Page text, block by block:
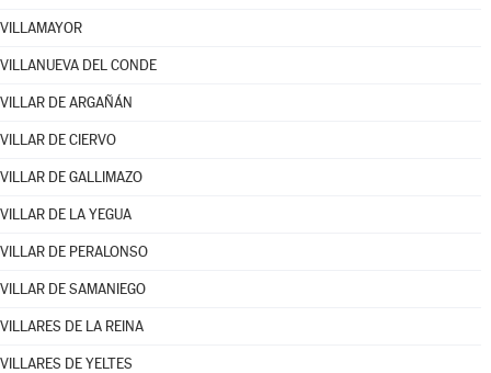
VILLAMAYOR
VILLANUEVA DEL CONDE
VILLAR DE ARGAÑÁN
VILLAR DE CIERVO
VILLAR DE GALLIMAZO
VILLAR DE LA YEGUA
VILLAR DE PERALONSO
VILLAR DE SAMANIEGO
VILLARES DE LA REINA
VILLARES DE YELTES